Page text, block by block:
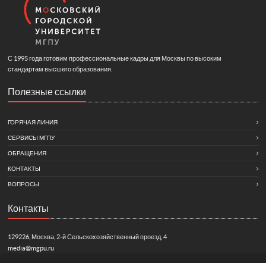
С 1995 года готовим профессиональные кадры для Москвы по высоким
стандартам высшего образования.
Полезные ссылки
ГОРЯЧАЯ ЛИНИЯ
СЕРВИСЫ МГПУ
ОБРАЩЕНИЯ
КОНТАКТЫ
ВОПРОСЫ
Контакты
129226, Москва, 2-й Сельскохозяйственный проезд, 4
media@mgpu.ru